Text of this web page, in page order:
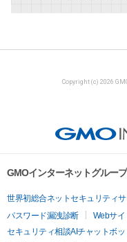
Copyright (c) 2026
GMOインターネットグルー
世界初総合ネットセキュリティ
パスワード漏洩診断
Webサ
セキュリティ相談AIチャットボッ